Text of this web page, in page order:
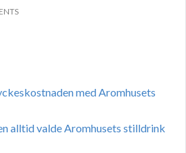
med Aromhusets
alltid valde Aromhusets stilldrink